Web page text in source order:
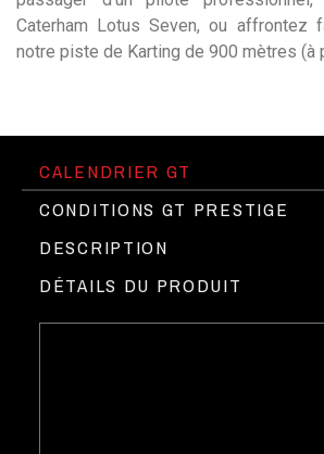
Caterham Lotus Seven, ou affrontez
notre piste de Karting de 900 mètres (à
CALENDRIER GT
CONDITIONS GT PRESTIGE
DESCRIPTION
DÉTAILS DU PRODUIT